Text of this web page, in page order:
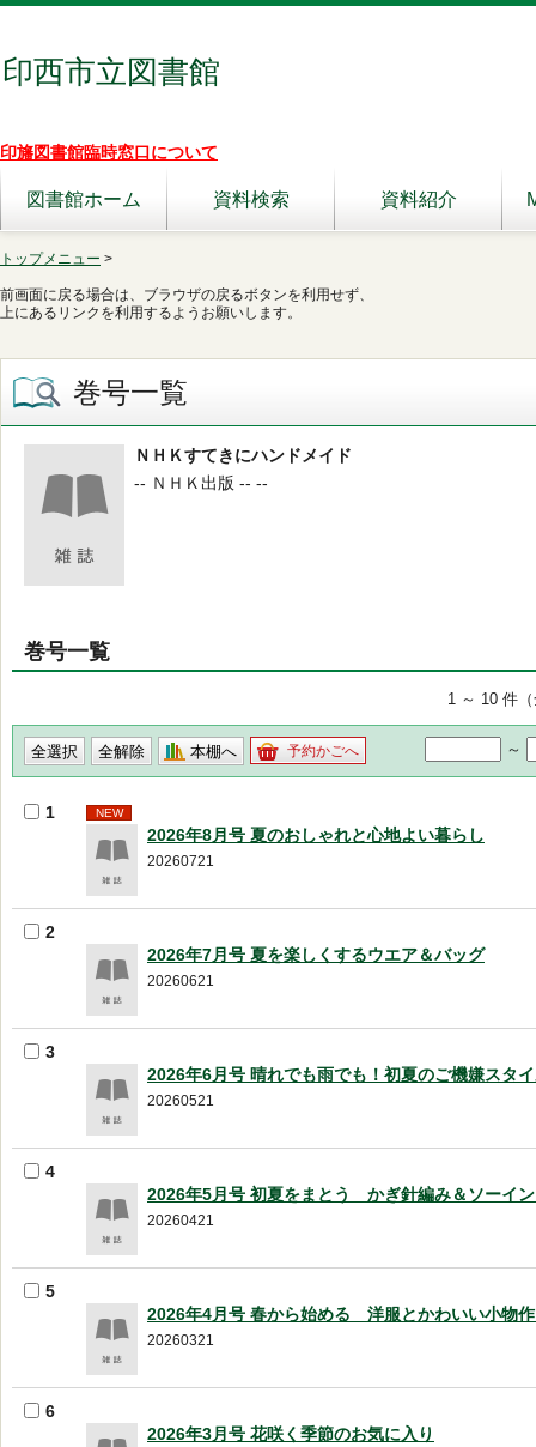
印西市立図書館
印旛図書館臨時窓口について
図書館ホーム 資料検索 資料紹介
トップメニュー >
前画面に戻る場合は、ブラウザの戻るボタンを利用せず、
上にあるリンクを利用するようお願いします。
巻号一覧
ＮＨＫすてきにハンドメイド
-- ＮＨＫ出版 -- --
巻号一覧
1 ～ 10 件
本棚へ 予約かごへ ～
1 NEW
2026年8月号 夏のおしゃれと心地よい暮らし
20260721
2
2026年7月号 夏を楽しくするウエア＆バッグ
20260621
3
2026年6月号 晴れでも雨でも！初夏のご機嫌スタ
20260521
4
2026年5月号 初夏をまとう かぎ針編み＆ソーイ
20260421
5
2026年4月号 春から始める 洋服とかわいい小物
20260321
6
2026年3月号 花咲く季節のお気に入り